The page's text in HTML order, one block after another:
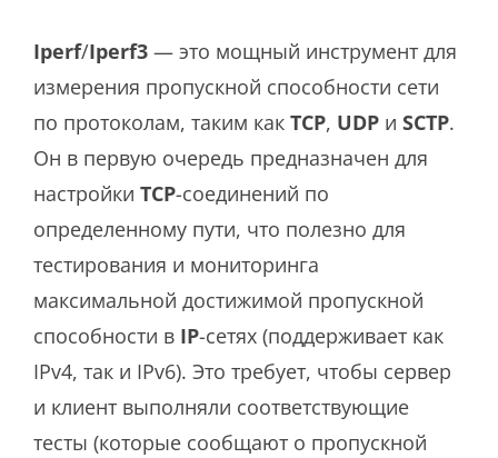
Iperf/Iperf3 — это мощный инструмент для
измерения пропускной способности сети
по протоколам, таким как TCP, UDP и SCTP.
Он в первую очередь предназначен для
настройки TCP-соединений по
определенному пути, что полезно для
тестирования и мониторинга
максимальной достижимой пропускной
способности в IP-сетях (поддерживает как
IPv4, так и IPv6). Это требует, чтобы сервер
и клиент выполняли соответствующие
тесты (которые сообщают о пропускной